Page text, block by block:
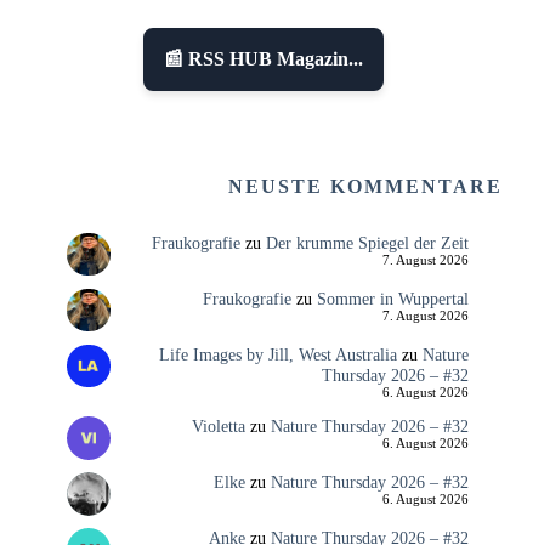
📰 RSS HUB Magazin...
NEUSTE KOMMENTARE
Fraukografiezu Der krumme Spiegel der Zeit
7. August 2026
Fraukografiezu Sommer in Wuppertal
7. August 2026
Life Images by Jill, West Australiazu Nature
Thursday 2026 – #32
6. August 2026
Violettazu Nature Thursday 2026 – #32
6. August 2026
Elkezu Nature Thursday 2026 – #32
6. August 2026
Ankezu Nature Thursday 2026 – #32